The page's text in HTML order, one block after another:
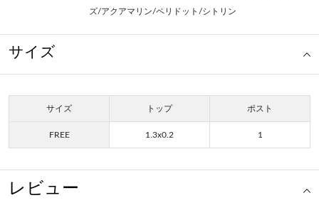
ズ/アクアマリン/ペリドット/シトリン
サイズ
サイズ トップ ポスト
FREE 1.3x0.2 1
レビュー